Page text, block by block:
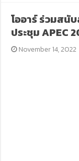
โออาร์ ร่วมสนั
ประชุม APEC
November 14, 2022